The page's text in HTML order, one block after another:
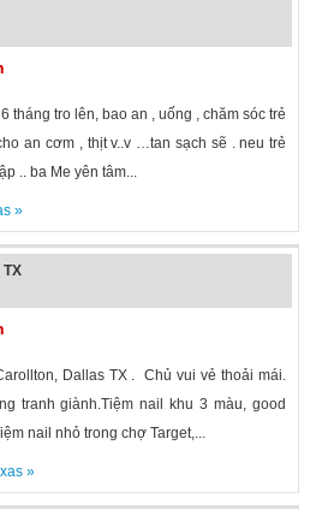
tháng tro lên, bao an , uống , chăm sóc trẻ
an cơm , thịt v..v …tan sạch sẽ . neu trẻ
.. ba Me yên tâm...
»
Dallas TX . Chủ vui vẻ thoải mái.
tranh giành.Tiệm nail khu 3 màu, good
nail nhỏ trong chợ Target,...
»